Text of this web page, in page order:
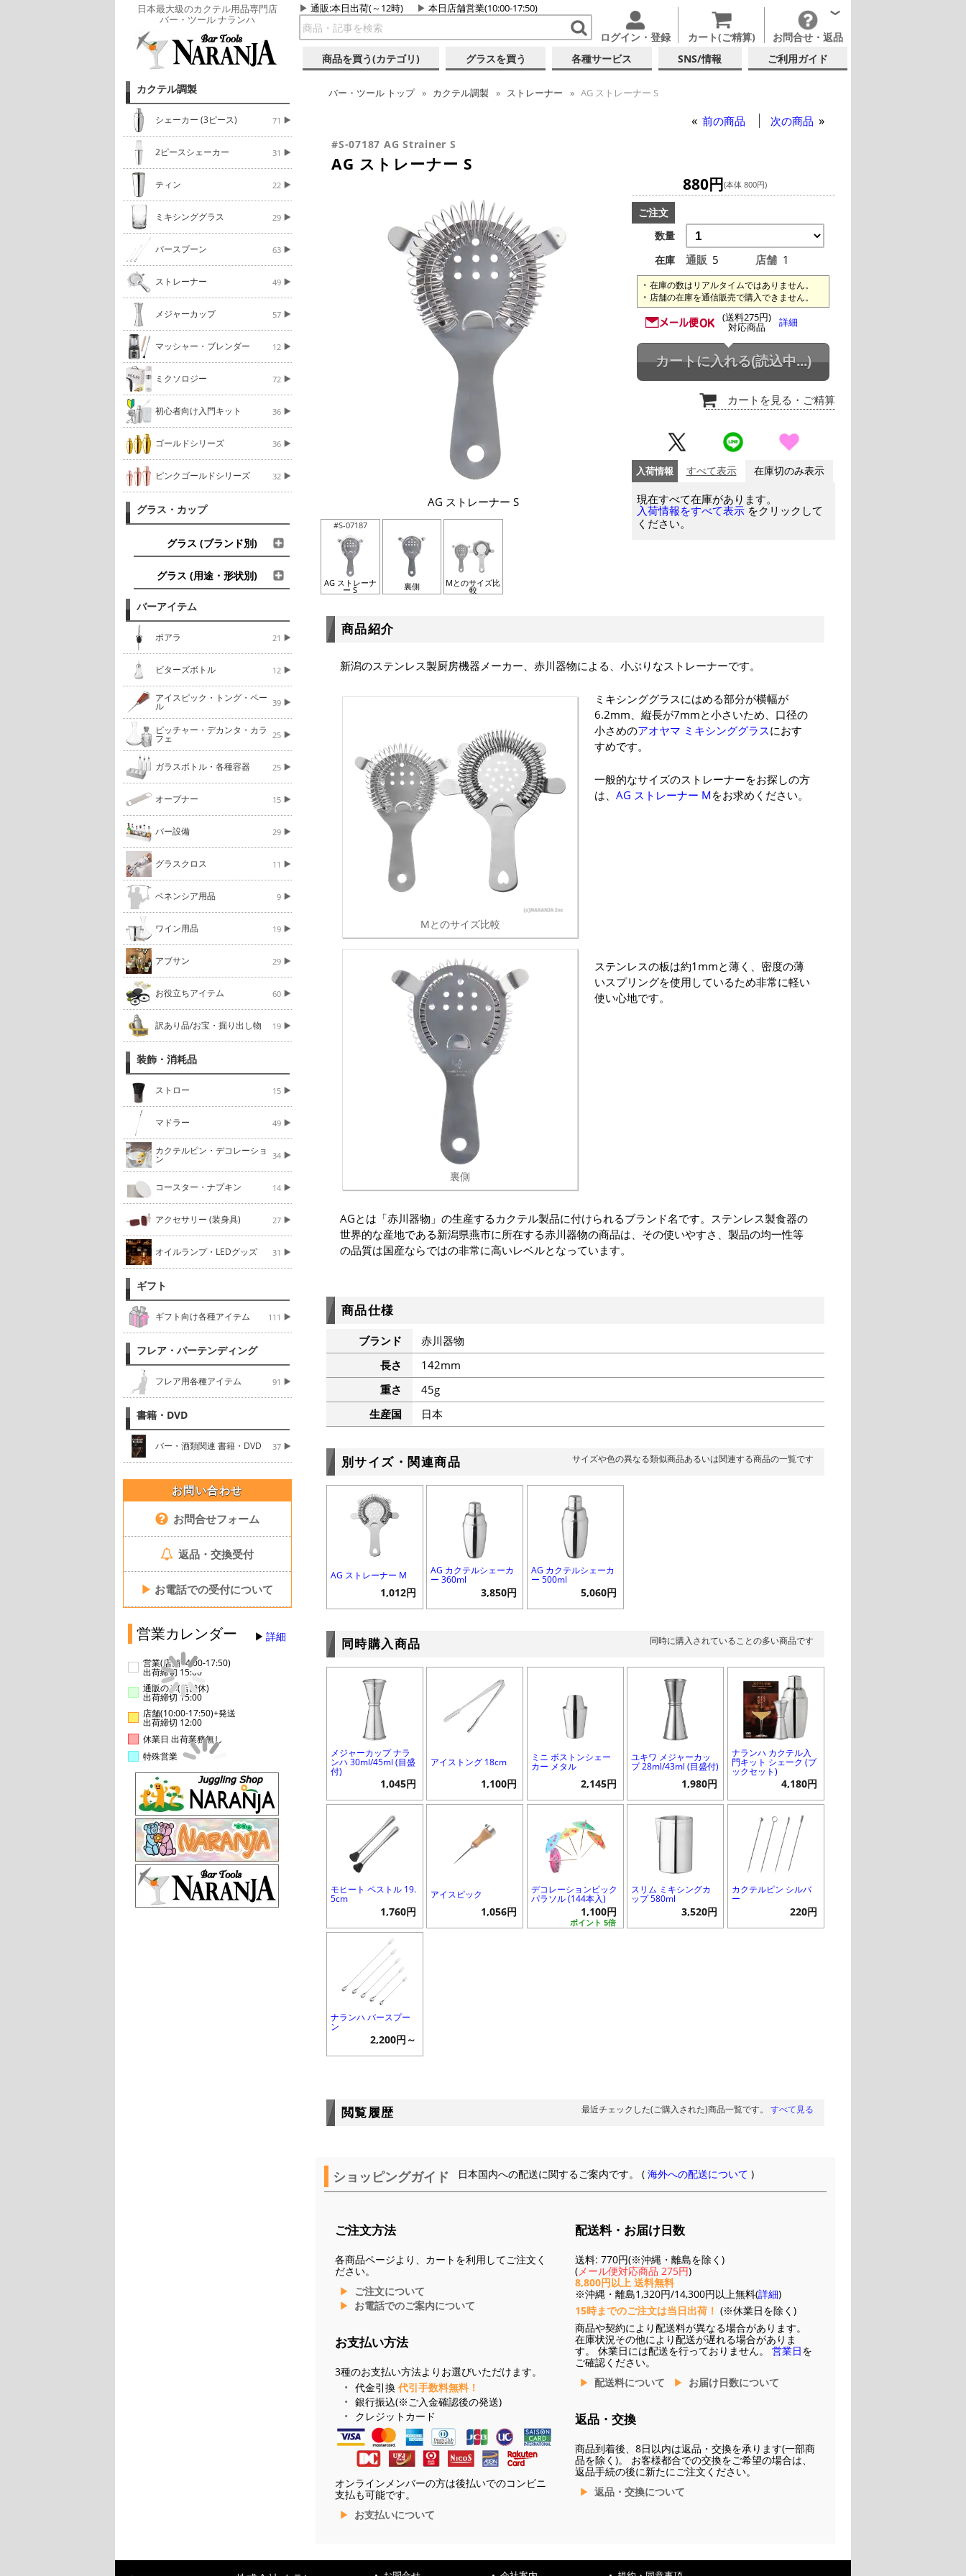
日本最大級のカクテル用品専門店
バー・ツール ナランハ
通販:本日出荷(～12時) 本日店舗営業(10:00-17:50)
ログイン・登録 カート(ご精算) お問合せ・返品
商品を買う(カテゴリ) グラスを買う 各種サービス SNS/情報 ご利用ガイド
カクテル調製
シェーカー (3ピース) 71
2ピースシェーカー 31
ティン 22
ミキシンググラス 29
バースプーン 63
ストレーナー 49
メジャーカップ 57
マッシャー・ブレンダー 12
ミクソロジー 72
初心者向け入門キット 36
ゴールドシリーズ 36
ピンクゴールドシリーズ 32
グラス・カップ
グラス (ブランド別)
グラス (用途・形状別)
バーアイテム
ポアラ 21
ビターズボトル 12
アイスピック・トング・ペー
ル 39
ピッチャー・デカンタ・カラ
フェ 25
ガラスボトル・各種容器 25
オープナー 15
バー設備 29
グラスクロス 11
ベネンシア用品 9
ワイン用品 19
アブサン 29
お役立ちアイテム 60
訳あり品/お宝・掘り出し物 19
装飾・消耗品
ストロー 15
マドラー 49
カクテルピン・デコレーショ
ン 34
コースター・ナプキン 14
アクセサリー (装身具) 27
オイルランプ・LEDグッズ 31
ギフト
ギフト向け各種アイテム 111
フレア・バーテンディング
フレア用各種アイテム 91
書籍・DVD
バー・酒類関連 書籍・DVD 37
お問い合わせ
お問合せフォーム
返品・交換受付
▶ お電話での受付について
営業カレンダー 詳細
営業(店舗14:00-17:50)
出荷締切 15:00
通販のみ(店舗休)
出荷締切 15:00
店舗(10:00-17:50)+発送
出荷締切 12:00
休業日 出荷業務無し
特殊営業
バー・ツール トップ カクテル調製 ストレーナー AG ストレーナー S
前の商品 次の商品
#S-07187 AG Strainer S
AG ストレーナー S
AG ストレーナー S
#S-07187
AG ストレーナ
ー S 裏側 Mとのサイズ比
較
880円(本体 800円)
ご注文
数量
在庫
通販 5 店舗 1
在庫の数はリアルタイムではありません。
店舗の在庫を通信販売で購入できません。
(送料275円)
対応商品 詳細
カートに入れる(読込中...)
カートを見る ・ご精算
入荷情報 すべて表示 在庫切のみ表示
現在すべて在庫があります。
入荷情報をすべて表示 をクリックして
ください。
商品紹介
新潟のステンレス製厨房機器メーカー、赤川器物による、小ぶりなストレーナーです。
Mとのサイズ比較
ミキシンググラスにはめる部分が横幅が
6.2mm、縦長が7mmと小さいため、口径の
小さめのアオヤマ ミキシンググラスにおす
すめです。
一般的なサイズのストレーナーをお探しの方
は、 AG ストレーナー M をお求めください。
裏側
ステンレスの板は約1mmと薄く、密度の薄
いスプリングを使用しているため非常に軽い
使い心地です。
AGとは「赤川器物」の生産するカクテル製品に付けられるブランド名です。ステンレス製食器の
世界的な産地である新潟県燕市に所在する赤川器物の商品は、その使いやすさ、製品の均一性等
の品質は国産ならではの非常に高いレベルとなっています。
商品仕様
ブランド
赤川器物
長さ
142mm
重さ
45g
生産国
日本
別サイズ・関連商品 サイズや色の異なる類似商品あるいは関連する商品の一覧です
AG ストレーナー M
1,012円
AG カクテルシェーカ
ー 360ml
3,850円
AG カクテルシェーカ
ー 500ml
5,060円
同時購入商品 同時に購入されていることの多い商品です
メジャーカップ ナラ
ンハ 30ml/45ml (目盛
付)
1,045円
アイストング 18cm
1,100円
ミニ ボストンシェー
カー メタル
2,145円
ユキワ メジャーカッ
プ 28ml/43ml (目盛付)
1,980円
ナランハ カクテル入
門キット シェーク (ブ
ックセット)
4,180円
モヒート ペストル 19.
5cm
1,760円
アイスピック
1,056円
デコレーションピック
パラソル (144本入)
ポイント 5倍
1,100円
スリム ミキシングカ
ップ 580ml
3,520円
カクテルピン シルバ
ー
220円
ナランハ バースプー
ン
2,200円～
閲覧履歴 最近チェックした(ご購入された)商品一覧です。 すべて見る
ショッピングガイド 日本国内への配送に関するご案内です。 (海外への配送について )
ご注文方法
各商品ページより、カートを利用してご注文く
ださい。
ご注文について
お電話でのご案内について
お支払い方法
3種のお支払い方法よりお選びいただけます。
代金引換 代引手数料無料！
銀行振込(※ご入金確認後の発送)
クレジットカード
オンラインメンバーの方は後払いでのコンビニ
支払も可能です。
お支払いについて
配送料・お届け日数
送料: 770円(※沖縄・離島を除く)
(メール便対応商品 275円)
8,800円以上 送料無料
※沖縄・離島1,320円/14,300円以上無料(詳細)
15時までのご注文は当日出荷！ (※休業日を除く)
商品や契約により配送料が異なる場合があります。
在庫状況その他により配送が遅れる場合がありま
す。 休業日には配送を行っておりません。 営業日を
ご確認ください。
配送料について
お届け日数について
返品・交換
商品到着後、8日以内は返品・交換を承ります(一部商
品を除く)。 お客様都合での交換をご希望の場合は、
返品手続の後に新たにご注文ください。
返品・交換について